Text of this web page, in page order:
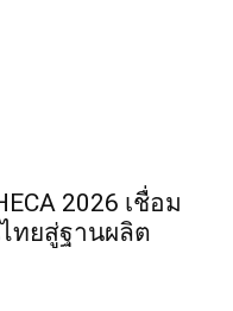
2026 เชื่อม
ทยสู่ฐานผลิต